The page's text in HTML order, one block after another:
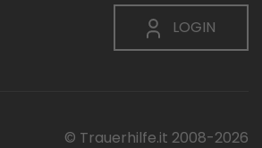
LOGIN
© Trauerhilfe.it 2008-2026